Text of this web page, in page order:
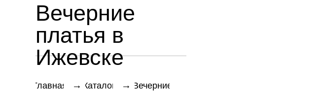
Вечерние
платья в
Ижевске
Вечерние
Каталог
Главная →
→